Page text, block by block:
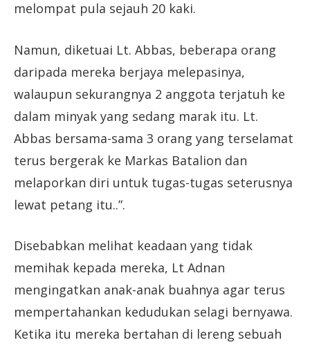
melompat pula sejauh 20 kaki.
Namun, diketuai Lt. Abbas, beberapa orang
daripada mereka berjaya melepasinya,
walaupun sekurangnya 2 anggota terjatuh ke
dalam minyak yang sedang marak itu. Lt.
Abbas bersama-sama 3 orang yang terselamat
terus bergerak ke Markas Batalion dan
melaporkan diri untuk tugas-tugas seterusnya
lewat petang itu..”.
Disebabkan melihat keadaan yang tidak
memihak kepada mereka, Lt Adnan
mengingatkan anak-anak buahnya agar terus
mempertahankan kedudukan selagi bernyawa.
Ketika itu mereka bertahan di lereng sebuah